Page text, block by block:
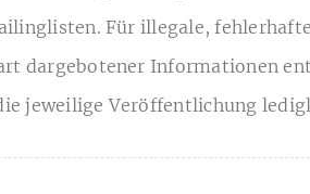
Für illegale,
dargebotener Informationen
jeweilige Veröffentlichung